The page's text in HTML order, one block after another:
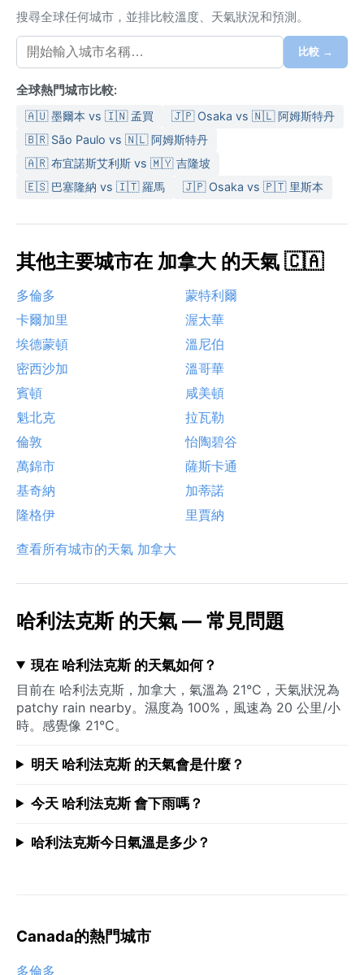
搜尋全球任何城市，並排比較溫度、天氣狀況和預測。
比較 →
全球熱門城市比較:
🇦🇺 墨爾本 vs 🇮🇳 孟買
🇯🇵 Osaka vs 🇳🇱 阿姆斯特丹
🇧🇷 São Paulo vs 🇳🇱 阿姆斯特丹
🇦🇷 布宜諾斯艾利斯 vs 🇲🇾 吉隆坡
🇪🇸 巴塞隆納 vs 🇮🇹 羅馬
🇯🇵 Osaka vs 🇵🇹 里斯本
其他主要城市在 加拿大 的天氣 🇨🇦
多倫多
蒙特利爾
卡爾加里
渥太華
埃德蒙頓
溫尼伯
密西沙加
溫哥華
賓頓
咸美頓
魁北克
拉瓦勒
倫敦
怡陶碧谷
萬錦市
薩斯卡通
基奇納
加蒂諾
隆格伊
里賈納
查看所有城市的天氣 加拿大
哈利法克斯 的天氣 — 常見問題
現在 哈利法克斯 的天氣如何？
目前在 哈利法克斯，加拿大，氣溫為 21°C，天氣狀況為
patchy rain nearby。濕度為 100%，風速為 20 公里/小
時。感覺像 21°C。
明天 哈利法克斯 的天氣會是什麼？
今天 哈利法克斯 會下雨嗎？
哈利法克斯今日氣溫是多少？
Canada的熱門城市
多倫多